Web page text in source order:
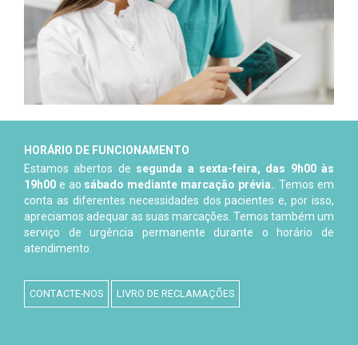
HORÁRIO DE FUNCIONAMENTO
Estamos abertos de segunda a sexta-feira, das 9h00 às
19h00 e ao sábado mediante marcação prévia.. Temos em
conta as diferentes necessidades dos pacientes e, por isso,
apreciamos adequar as suas marcações. Temos também um
serviço de urgência permanente durante o horário de
atendimento.
CONTACTE-NOS LIVRO DE RECLAMAÇÕES